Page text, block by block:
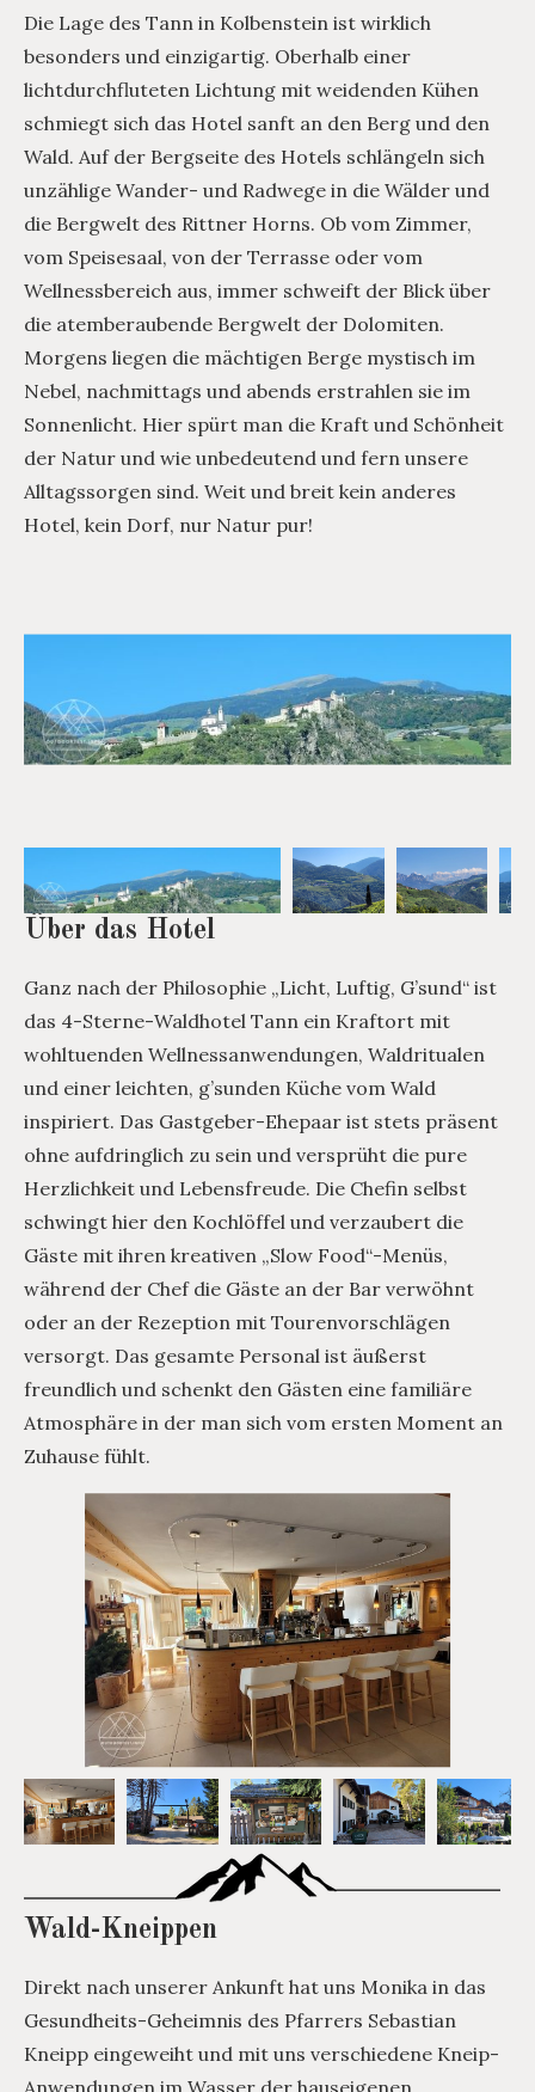
Die Lage des Tann in Kolbenstein ist wirklich
besonders und einzigartig. Oberhalb einer
lichtdurchfluteten Lichtung mit weidenden Kühen
schmiegt sich das Hotel sanft an den Berg und den
Wald. Auf der Bergseite des Hotels schlängeln sich
unzählige Wander- und Radwege in die Wälder und
die Bergwelt des Rittner Horns. Ob vom Zimmer,
vom Speisesaal, von der Terrasse oder vom
Wellnessbereich aus, immer schweift der Blick über
die atemberaubende Bergwelt der Dolomiten.
Morgens liegen die mächtigen Berge mystisch im
Nebel, nachmittags und abends erstrahlen sie im
Sonnenlicht. Hier spürt man die Kraft und Schönheit
der Natur und wie unbedeutend und fern unsere
Alltagssorgen sind. Weit und breit kein anderes
Hotel, kein Dorf, nur Natur pur!
Über das Hotel
Ganz nach der Philosophie „Licht, Luftig, G’sund“ ist
das 4-Sterne-Waldhotel Tann ein Kraftort mit
wohltuenden Wellnessanwendungen, Waldritualen
und einer leichten, g’sunden Küche vom Wald
inspiriert. Das Gastgeber-Ehepaar ist stets präsent
ohne aufdringlich zu sein und versprüht die pure
Herzlichkeit und Lebensfreude. Die Chefin selbst
schwingt hier den Kochlöffel und verzaubert die
Gäste mit ihren kreativen „Slow Food“-Menüs,
während der Chef die Gäste an der Bar verwöhnt
oder an der Rezeption mit Tourenvorschlägen
versorgt. Das gesamte Personal ist äußerst
freundlich und schenkt den Gästen eine familiäre
Atmosphäre in der man sich vom ersten Moment an
Zuhause fühlt.
Wald-Kneippen
Direkt nach unserer Ankunft hat uns Monika in das
Gesundheits-Geheimnis des Pfarrers Sebastian
Kneipp eingeweiht und mit uns verschiedene Kneip-
Anwendungen im Wasser der hauseigenen